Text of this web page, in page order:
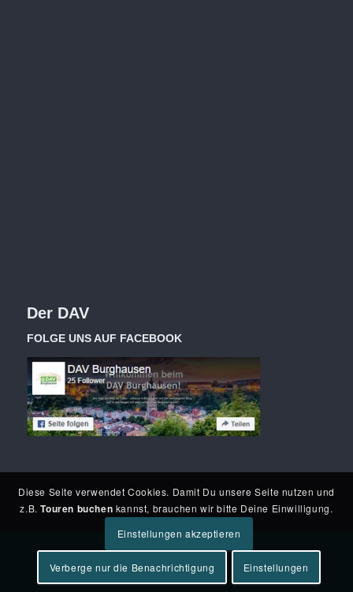
Der DAV
FOLGE UNS AUF FACEBOOK
Diese Seite verwendet Cookies. Damit Du unsere Seite nutzen und
z.B.Touren buchen kannst, brauchen wir bitte Deine Einwilligung.
Einstellungen akzeptieren
Verberge nur die Benachrichtigung Einstellungen